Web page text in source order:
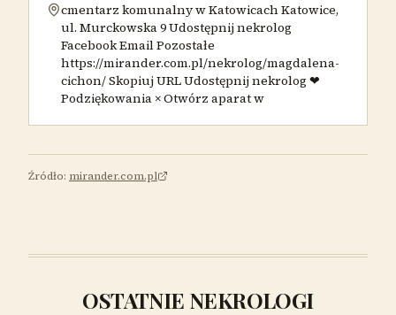
cmentarz komunalny w Katowicach Katowice,
ul. Murckowska 9 Udostępnij nekrolog
Facebook Email Pozostałe
https://mirander.com.pl/nekrolog/magdalena-
cichon/ Skopiuj URL Udostępnij nekrolog ❤
Podziękowania × Otwórz aparat w
Źródło: mirander.com.pl
OSTATNIE NEKROLOGI